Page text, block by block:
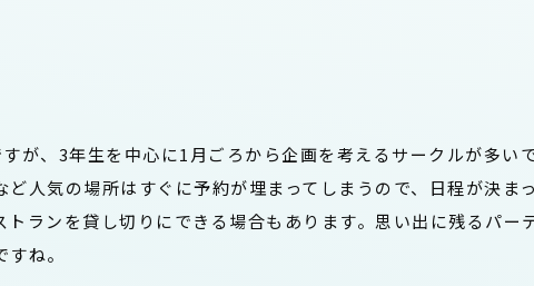
が、3年生を中心に1月ごろから企画を考えるサークルが多い
人気の場所はすぐに予約が埋まってしまうので、日程が決ま
ランを貸し切りにできる場合もあります。思い出に残るパー
ね。